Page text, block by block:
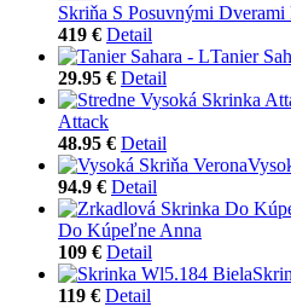
Skriňa S Posuvnými
419 € Detail
Tanier
29.95 € Detail
Attack
48.95 € Detail
94.9 € Detail
Do Kúpeľne Anna
109 € Detail
119 € Detail